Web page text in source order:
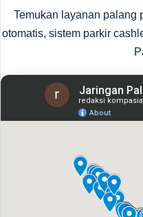
Temukan layanan palang
otomatis, sistem parkir